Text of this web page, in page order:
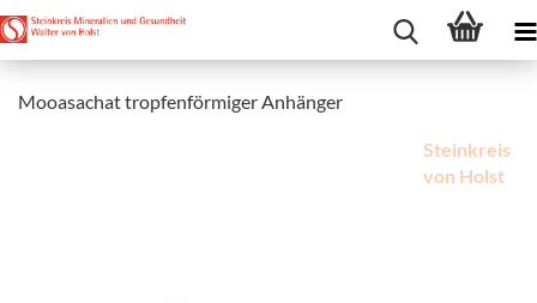
Mooasachat tropfenförmiger Anhänger
Steinkreis
von Holst